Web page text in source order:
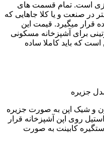
فلزی است. تمام قسمت های
در صنعت و یا کلا جاهایی که
قرار میگیرد. قیمت این
برای آشپزخانه مسکونی
است که باید کاملا ساده
جزیره
و شیک اپن به صورت جزیره
روی اپن آشپزخانه قرار
کابینت به صورت